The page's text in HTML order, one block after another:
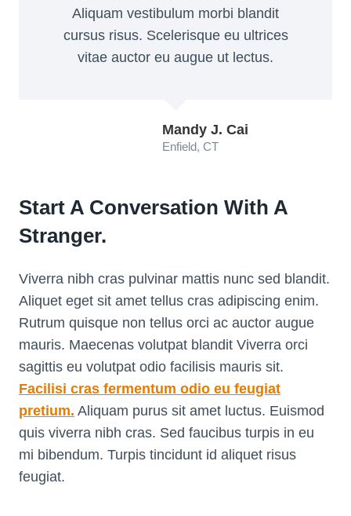
Aliquam vestibulum morbi blandit
cursus risus. Scelerisque eu ultrices
vitae auctor eu augue ut lectus.
Mandy J. Cai
Enfield, CT
Start A Conversation With A
Stranger.
Viverra nibh cras pulvinar mattis nunc sed blandit.
Aliquet eget sit amet tellus cras adipiscing enim.
Rutrum quisque non tellus orci ac auctor augue
mauris. Maecenas volutpat blandit Viverra orci
sagittis eu volutpat odio facilisis mauris sit.
Facilisi cras fermentum odio eu feugiat
pretium. Aliquam purus sit amet luctus. Euismod
quis viverra nibh cras. Sed faucibus turpis in eu
mi bibendum. Turpis tincidunt id aliquet risus
feugiat.